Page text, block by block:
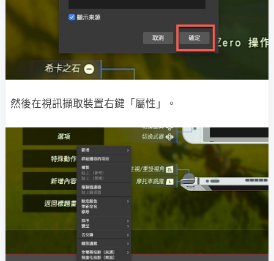
然後在視訊擷取裝置右鍵「屬性」。